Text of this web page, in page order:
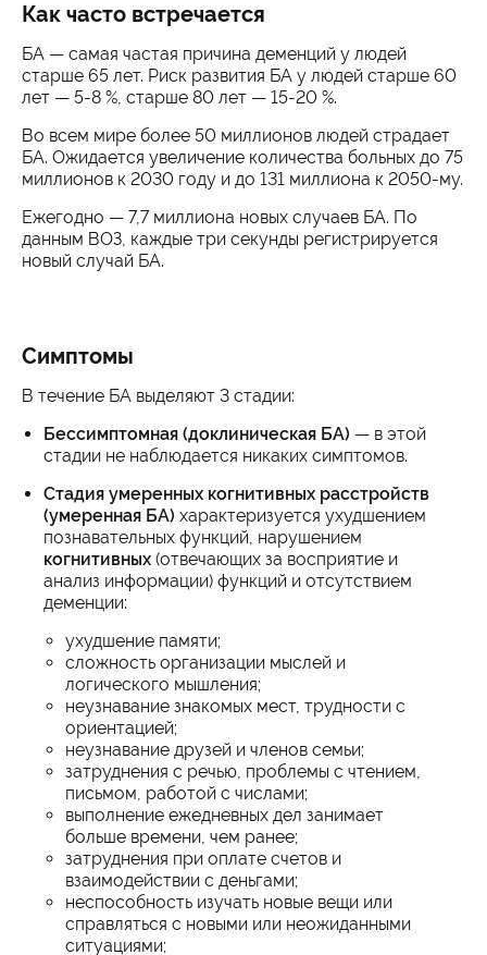
Как часто встречается
БА — самая частая причина деменций у людей
старше 65 лет. Риск развития БА у людей старше 60
лет — 5-8 %, старше 80 лет — 15-20 %.
Во всем мире более 50 миллионов людей страдает
БА. Ожидается увеличение количества больных до 75
миллионов к 2030 году и до 131 миллиона к 2050-му.
Ежегодно — 7,7 миллиона новых случаев БА. По
данным ВОЗ, каждые три секунды регистрируется
новый случай БА.
Симптомы
В течение БА выделяют 3 стадии:
Бессимптомная (доклиническая БА) — в этой
стадии не наблюдается никаких симптомов.
Стадия умеренных когнитивных расстройств
(умеренная БА) характеризуется ухудшением
познавательных функций, нарушением
когнитивных (отвечающих за восприятие и
анализ информации) функций и отсутствием
деменции:
ухудшение памяти;
сложность организации мыслей и
логического мышления;
неузнавание знакомых мест, трудности с
ориентацией;
неузнавание друзей и членов семьи;
затруднения с речью, проблемы с чтением,
письмом, работой с числами;
выполнение ежедневных дел занимает
больше времени, чем ранее;
затруднения при оплате счетов и
взаимодействии с деньгами;
неспособность изучать новые вещи или
справляться с новыми или неожиданными
ситуациями;